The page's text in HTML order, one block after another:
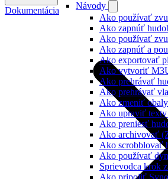
Návody
Ako používať
Ako zapnúť
Ako používať
Ako zapnúť a
Ako exportovať
Ako vytvoriť
Ako prehrávať
Ako prehrávať
Ako zmeniť
Ako upraviť texty
Ako preniesť
Ako archivovať
Ako scrobblovať
Ako používať
Sprievodca krok
Ako pripojiť
Dokumentácia